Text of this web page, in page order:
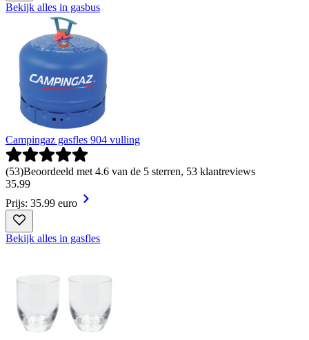
Bekijk alles in gasbus
Campingaz gasfles 904 vulling
(53)Beoordeeld met 4.6 van de 5 sterren, 53 klantreviews
35.99
Prijs: 35.99 euro
Bekijk alles in gasfles